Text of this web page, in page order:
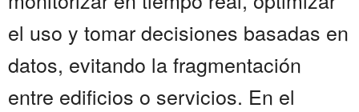
el uso y tomar decisiones basadas en
datos, evitando la fragmentación
entre edificios o servicios. En el